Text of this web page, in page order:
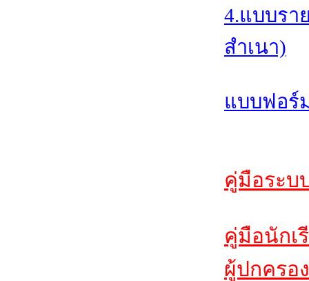
4.แบบรา
สำเนา)
แบบฟอร์
คู่มือระบ
คู่มือนักเ
ผู้ปกครอ